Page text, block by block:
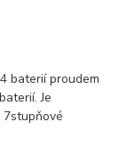
baterií proudem
Je